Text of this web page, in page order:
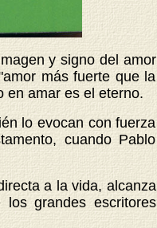
y signo del amor
más fuerte que la
en amar es el eterno.
lo evocan con fuerza
cuando Pablo
a la vida, alcanza
grandes escritores